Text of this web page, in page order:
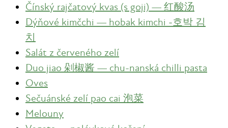
Čínský rajčatový kvas (s goji) — 红酸汤
Dýňové kimčchi — hobak kimchi ‑호박 김
치
Salát z červeného zelí
Duo jiao 剁椒酱 — chu-nanská chilli pasta
Oves
Sečuánské zelí pao cai 泡菜
Melouny